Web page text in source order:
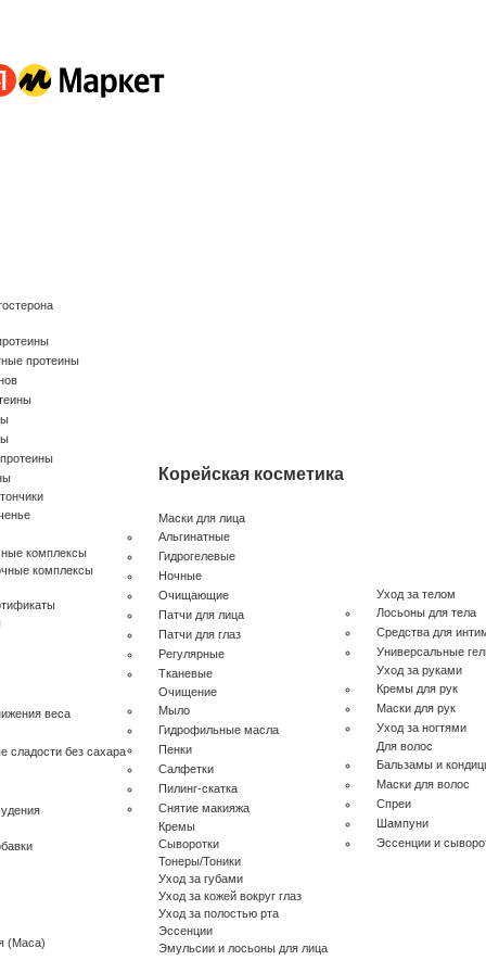
протеины
комплексы
комплексы
веса
сладости без сахара
(Maca)
Корейская косметика
Маски для лица
Альгинатные
Гидрогелевые
Ночные
Очищающие
Патчи для лица
Патчи для глаз
Регулярные
Тканевые
Очищение
Мыло
Гидрофильные масла
Пенки
Салфетки
Пилинг-скатка
Снятие макияжа
Кремы
Сыворотки
Тонеры/Тоники
Уход за губами
Уход за кожей вокруг глаз
Уход за полостью рта
Эссенции
Эмульсии и лосьоны для лица
Уход за телом
Лосьоны для тела
Средства для
Универсальные
Уход за руками
Кремы для рук
Маски для рук
Уход за ногтями
Для волос
Бальзамы и
Маски для волос
Спреи
Шампуни
Эссенции и